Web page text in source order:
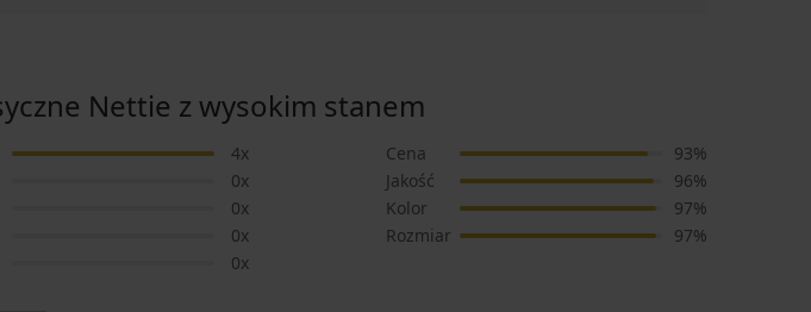
Nettie z wysokim stanem
4x
0x
0x
0x
0x
Cena
93%
Jakość
96%
Kolor
97%
Rozmiar
97%